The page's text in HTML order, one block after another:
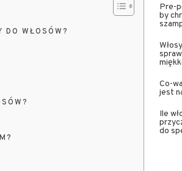
WŁOSÓW?
Pre-
by
Co-
jest
Ile
do